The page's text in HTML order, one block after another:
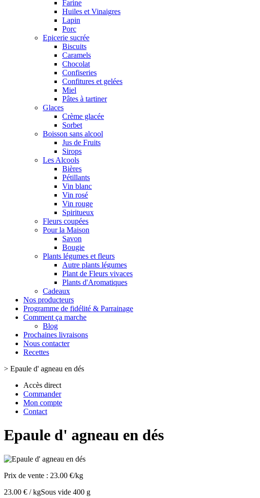
Farine
Huiles et Vinaigres
Lapin
Porc
Epicerie sucrée
Biscuits
Caramels
Chocolat
Confiseries
Confitures et gelées
Miel
Pâtes à tartiner
Glaces
Crème glacée
Sorbet
Boisson sans alcool
Jus de Fruits
Sirops
Les Alcools
Bières
Pétillants
Vin blanc
Vin rosé
Vin rouge
Spiritueux
Fleurs coupées
Pour la Maison
Savon
Bougie
Plants légumes et fleurs
Autre plants légumes
Plant de Fleurs vivaces
Plants d'Aromatiques
Cadeaux
Nos producteurs
Programme de fidélité & Parrainage
Comment ça marche
Blog
Prochaines livraisons
Nous contacter
Recettes
> Epaule d' agneau en dés
Accès direct
Commander
Mon compte
Contact
Epaule d' agneau en dés
Prix de vente : 23.00 €/kg
23.00 € / kgSous vide 400 g